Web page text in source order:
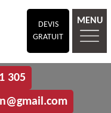
DEVIS
GRATUIT
MENU
305